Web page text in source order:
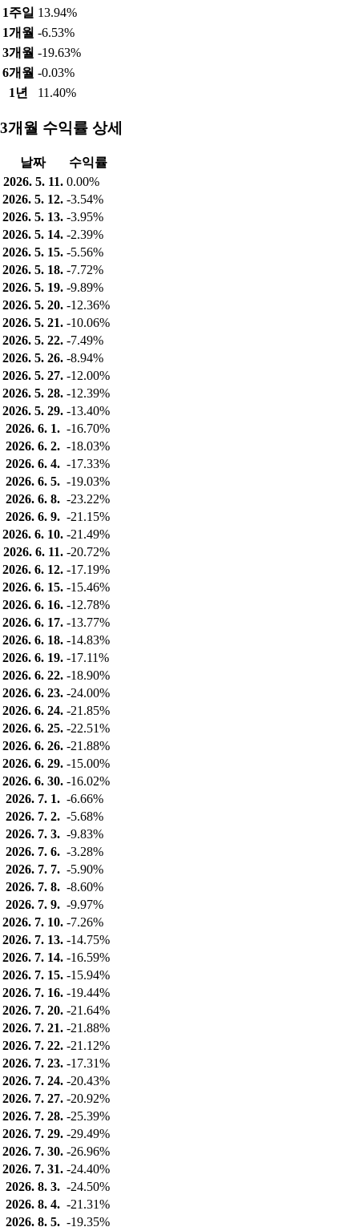
1주일 13.94%
1개월 -6.53%
3개월 -19.63%
6개월 -0.03%
1년
11.40%
3개월 수익률 상세
날짜
수익률
2026. 5. 11. 0.00%
2026. 5. 12. -3.54%
2026. 5. 13. -3.95%
2026. 5. 14. -2.39%
2026. 5. 15. -5.56%
2026. 5. 18. -7.72%
2026. 5. 19. -9.89%
2026. 5. 20. -12.36%
2026. 5. 21. -10.06%
2026. 5. 22. -7.49%
2026. 5. 26. -8.94%
2026. 5. 27. -12.00%
2026. 5. 28. -12.39%
2026. 5. 29. -13.40%
2026. 6. 1. -16.70%
2026. 6. 2. -18.03%
2026. 6. 4. -17.33%
2026. 6. 5. -19.03%
2026. 6. 8. -23.22%
2026. 6. 9. -21.15%
2026. 6. 10. -21.49%
2026. 6. 11. -20.72%
2026. 6. 12. -17.19%
2026. 6. 15. -15.46%
2026. 6. 16. -12.78%
2026. 6. 17. -13.77%
2026. 6. 18. -14.83%
2026. 6. 19. -17.11%
2026. 6. 22. -18.90%
2026. 6. 23. -24.00%
2026. 6. 24. -21.85%
2026. 6. 25. -22.51%
2026. 6. 26. -21.88%
2026. 6. 29. -15.00%
2026. 6. 30. -16.02%
2026. 7. 1. -6.66%
2026. 7. 2. -5.68%
2026. 7. 3. -9.83%
2026. 7. 6. -3.28%
2026. 7. 7. -5.90%
2026. 7. 8. -8.60%
2026. 7. 9. -9.97%
2026. 7. 10. -7.26%
2026. 7. 13. -14.75%
2026. 7. 14. -16.59%
2026. 7. 15. -15.94%
2026. 7. 16. -19.44%
2026. 7. 20. -21.64%
2026. 7. 21. -21.88%
2026. 7. 22. -21.12%
2026. 7. 23. -17.31%
2026. 7. 24. -20.43%
2026. 7. 27. -20.92%
2026. 7. 28. -25.39%
2026. 7. 29. -29.49%
2026. 7. 30. -26.96%
2026. 7. 31. -24.40%
2026. 8. 3. -24.50%
2026. 8. 4. -21.31%
2026. 8. 5. -19.35%